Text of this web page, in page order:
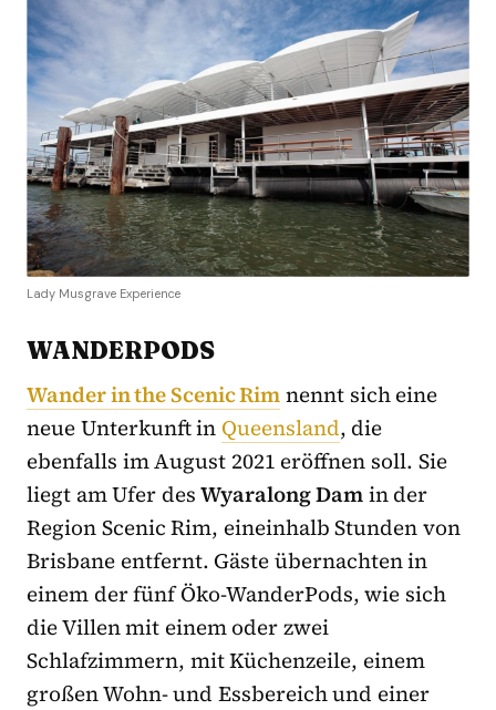
Lady Musgrave Experience
WANDERPODS
Wander in the Scenic Rimnennt sich eine
neue Unterkunft in Queensland, die
ebenfalls im August 2021 eröffnen soll. Sie
liegt am Ufer desWyaralong Damin der
Region Scenic Rim, eineinhalb Stunden von
Brisbane entfernt. Gäste übernachten in
einem der fünf Öko-WanderPods, wie sich
die Villen mit einem oder zwei
Schlafzimmern, mit Küchenzeile, einem
großen Wohn- und Essbereich und einer